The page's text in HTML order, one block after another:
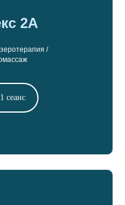
2А
/
сеанс